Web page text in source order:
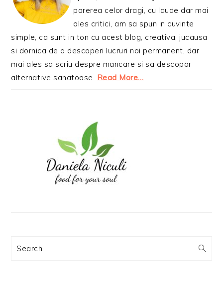
parerea celor dragi, cu laude dar mai
ales critici, am sa spun in cuvinte
simple, ca sunt in ton cu acest blog, creativa, jucausa
si dornica de a descoperi lucruri noi permanent, dar
mai ales sa scriu despre mancare si sa descopar
alternative sanatoase. Read More…
Search